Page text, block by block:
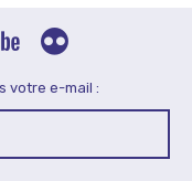
votre e-mail :